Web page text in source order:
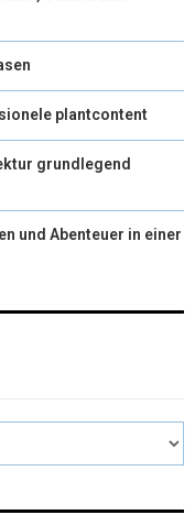
plantcontent
grundlegend
und Abenteuer in einer